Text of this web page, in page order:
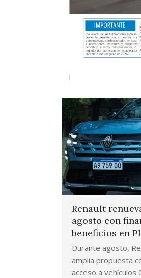
Renault
agosto con
beneficios en
Durante agosto,
amplia propuesta
acceso a vehículos